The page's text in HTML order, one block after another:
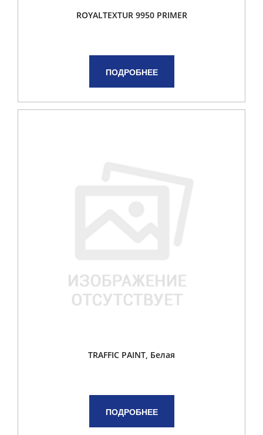
ROYALTEXTUR 9950 PRIMER
ПОДРОБНЕЕ
TRAFFIC PAINT, Белая
ПОДРОБНЕЕ